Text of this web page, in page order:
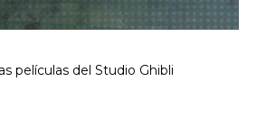
películas del Studio Ghibli